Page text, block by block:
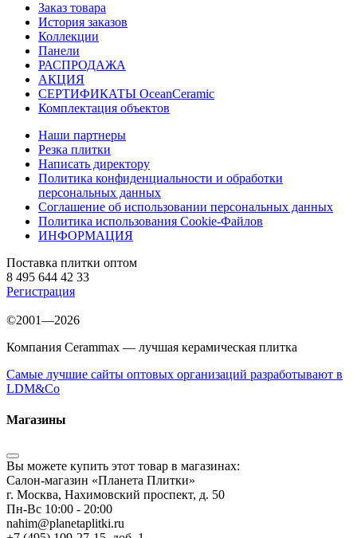
Заказ товара
История заказов
Коллекции
Панели
РАСПРОДАЖА
АКЦИЯ
СЕРТИФИКАТЫ OceanCeramic
Комплектация объектов
Наши партнеры
Резка плитки
Написать директору
Политика конфиденциальности и обработки
персональных данных
Соглашение об использовании персональных данных
Политика использования Cookie-Файлов
ИНФОРМАЦИЯ
Поставка плитки оптом
8 495 644 42 33
Регистрация
©2001—2026
Компания Cerammax — лучшая керамическая плитка
Самые лучшие сайты оптовых организаций разработывают в
LDM&Co
Магазины
Вы можете купить этот товар в магазинах:
Салон-магазин «Планета Плитки»
г. Москва, Нахимовский проспект, д. 50
Пн-Вс 10:00 - 20:00
nahim@planetaplitki.ru